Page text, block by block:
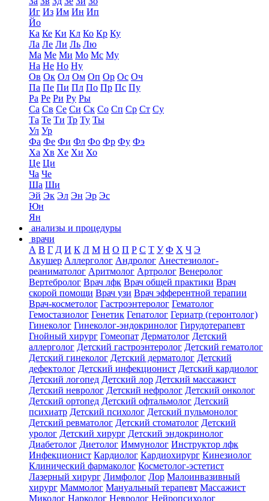
Иг Из Им Ин Ип
Йо
Ка Ке Ки Кл Ко Кр Ку
Ла Ле Ли Ль Лю
Ма Ме Ми Мо Мс Му
На Не Но Ну
Ов Ок Ол Ом Оп Ор Ос Оч
Па Пе Пи Пл По Пр Пс Пу
Ра Ре Ри Ру Ры
Са Св Се Си Ск Со Сп Ср Ст Су
Та Те Ти Тр Ту Ты
Ул Ур
Фа Фе Фи Фл Фо Фр Фу Фэ
Ха Хв Хе Хи Хо
Це Ци
Ча Че
Ша Ши
Эй Эк Эл Эн Эр Эс
Юн
Ян
анализы и процедуры
врачи
А В Г Д И К Л М Н О П Р С Т У Ф Х Ч Э
Акушер Аллерголог Андролог Анестезиолог-
реаниматолог Аритмолог Артролог Венеролог
Вертебролог Врач лфк Врач общей практики Врач
скорой помощи Врач узи Врач эфферентной терапии
Врач-косметолог Гастроэнтеролог Гематолог
Гемостазиолог Генетик Гепатолог Гериатр (геронтолог)
Гинеколог Гинеколог-эндокринолог Гирудотерапевт
Гнойный хирург Гомеопат Дерматолог Детский
аллерголог Детский гастроэнтеролог Детский гематолог
Детский гинеколог Детский дерматолог Детский
дефектолог Детский инфекционист Детский кардиолог
Детский логопед Детский лор Детский массажист
Детский невролог Детский нефролог Детский онколог
Детский ортопед Детский офтальмолог Детский
психиатр Детский психолог Детский пульмонолог
Детский ревматолог Детский стоматолог Детский
уролог Детский хирург Детский эндокринолог
Диабетолог Диетолог Иммунолог Инструктор лфк
Инфекционист Кардиолог Кардиохирург Кинезиолог
Клинический фармаколог Косметолог-эстетист
Лазерный хирург Лимфолог Лор Малоинвазивный
хирург Маммолог Мануальный терапевт Массажист
Миколог Нарколог Невролог Нейропсихолог